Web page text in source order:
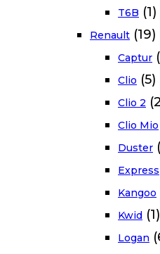
T6B (1)
Renault (19)
Captur
Clio (5)
Clio 2
Clio Mio
Duster
Express
Kangoo
Kwid (1)
Logan